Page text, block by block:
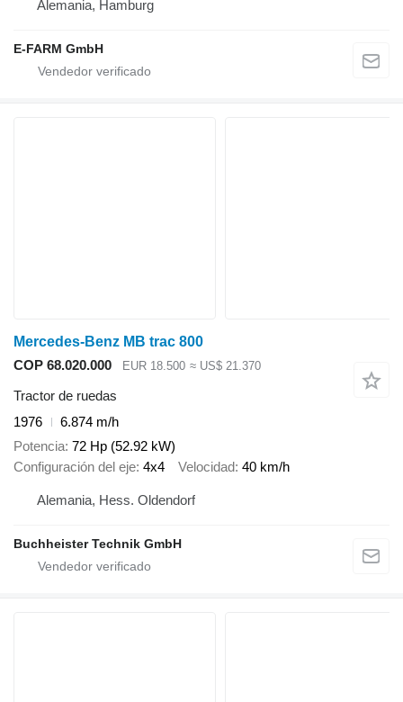
Alemania, Hamburg
E-FARM GmbH
Mercedes-Benz MB trac 800
COP 68.020.000
EUR 18.500 ≈ US$ 21.370
Tractor de ruedas
1976
6.874 m/h
Potencia 72 Hp (52.92 kW)
Configuración del eje 4x4 Velocidad 40 km/h
Alemania, Hess. Oldendorf
Buchheister Technik GmbH